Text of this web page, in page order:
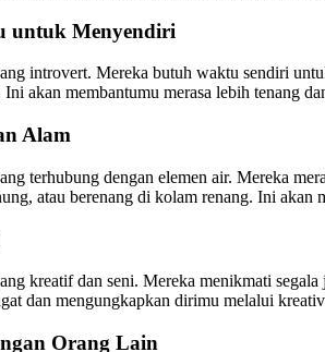
untuk Menyendiri
introvert. Mereka butuh waktu sendiri
Ini akan membantumu merasa lebih tenang
Alam
terhubung dengan elemen air. Mereka
atau berenang di kolam renang. Ini akan
kreatif dan seni. Mereka menikmati
dan mengungkapkan dirimu melalui
Orang Lain